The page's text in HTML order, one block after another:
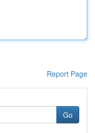
Report Page
Go